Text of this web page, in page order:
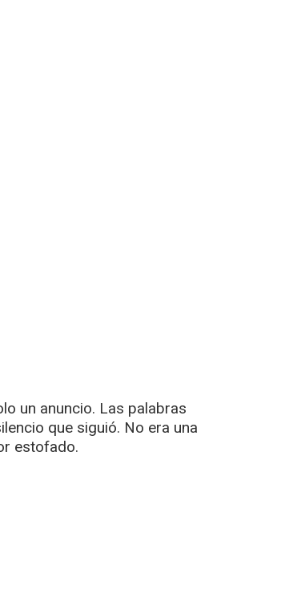
un anuncio. Las palabras
que siguió. No era una
estofado.